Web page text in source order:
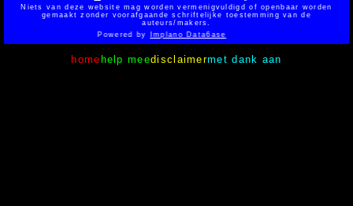
Niets van deze website mag worden vermenigvuldigd of openbaar worden
gemaakt zonder voorafgaande schriftelijke toestemming van de
auteurs/makers.
Powered by Implano Data6ase
home help meedisclaimermet dank aan